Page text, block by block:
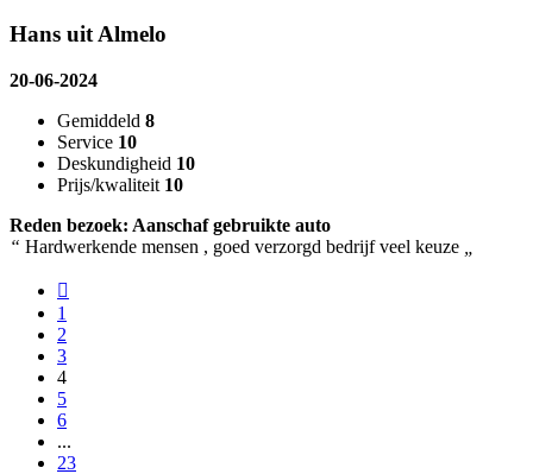
Hans uit Almelo
20-06-2024
Gemiddeld 8
Service 10
Deskundigheid 10
Prijs/kwaliteit 10
Reden bezoek: Aanschaf gebruikte auto
“ Hardwerkende mensen , goed verzorgd bedrijf veel keuze
1
2
3
4
5
6
...
23